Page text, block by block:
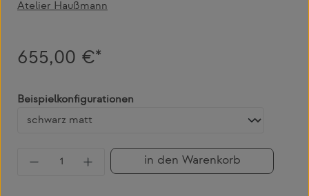
Atelier Haußmann
655,00 €*
Beispielkonfigurationen
Produkt Anzahl: Gib den gewünschten
in den Warenkorb